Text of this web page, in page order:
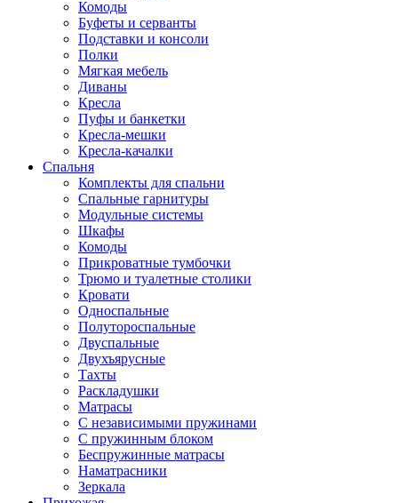
Комоды
Буфеты и серванты
Подставки и консоли
Полки
Мягкая мебель
Диваны
Кресла
Пуфы и банкетки
Кресла-мешки
Кресла-качалки
Спальня
Комплекты для спальни
Спальные гарнитуры
Модульные системы
Шкафы
Комоды
Прикроватные тумбочки
Трюмо и туалетные столики
Кровати
Односпальные
Полутороспальные
Двуспальные
Двухъярусные
Тахты
Раскладушки
Матрасы
С независимыми пружинами
С пружинным блоком
Беспружинные матрасы
Наматрасники
Зеркала